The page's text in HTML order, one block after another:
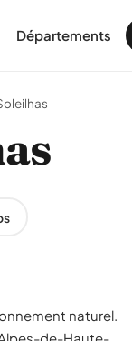
Départements
naturel.